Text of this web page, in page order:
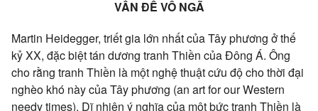
VẤN ĐỀ VÔ NGÃ
Martin Heidegger, triết gia lớn nhất của Tây phương ở thế
kỷ XX, đặc biệttán dương tranh Thiền của Đông Á. Ông
cho rằng tranh Thiền là một nghệ thuậtcứu độchothời đại
nghèo khó này của Tây phương (an art for our Western
needy times). Dĩ nhiên ý nghĩacủa mộtbức tranh Thiền là